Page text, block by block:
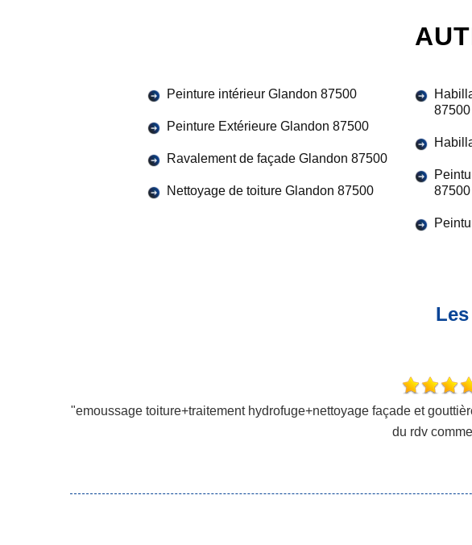
Peinture intérieur Glandon 87500
Peinture Extérieure Glandon 87500
Ravalement de façade Glandon 87500
Nettoyage de toiture Glandon 87500
87500
87500
"emoussage toiture+traitement hydrofuge+nettoyage façade et
du rdv